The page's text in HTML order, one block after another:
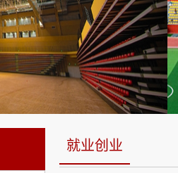
就业创业